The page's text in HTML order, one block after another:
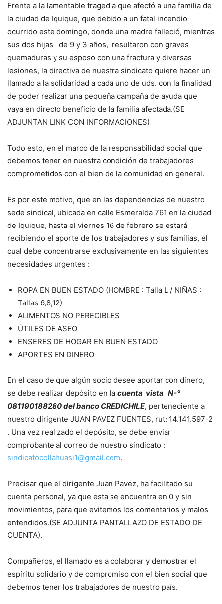
Frente a la lamentable tragedia que afectó a una familia de
la ciudad de Iquique, que debido a un fatal incendio
ocurrido este domingo, donde una madre falleció, mientras
sus dos hijas , de 9 y 3 años, resultaron con graves
quemaduras y su esposo con una fractura y diversas
lesiones, la directiva de nuestra sindicato quiere hacer un
llamado a la solidaridad a cada uno de uds. con la finalidad
de poder realizar una pequeña campaña de ayuda que
vaya en directo beneficio de la familia afectada.(SE
ADJUNTAN LINK CON INFORMACIONES)
Todo esto, en el marco de la responsabilidad social que
debemos tener en nuestra condición de trabajadores
comprometidos con el bien de la comunidad en general.
Es por este motivo, que en las dependencias de nuestro
sede sindical, ubicada en calle Esmeralda 761 en la ciudad
de Iquique, hasta el viernes 16 de febrero se estará
recibiendo el aporte de los trabajadores y sus familias, el
cual debe concentrarse exclusivamente en las siguientes
necesidades urgentes :
ROPA EN BUEN ESTADO (HOMBRE : Talla L / NIÑAS :
Tallas 6,8,12)
ALIMENTOS NO PERECIBLES
ÚTILES DE ASEO
ENSERES DE HOGAR EN BUEN ESTADO
APORTES EN DINERO
En el caso de que algún socio desee aportar con dinero,
se debe realizar depósito en la cuenta vista N-°
081190188280 del banco CREDICHILE, perteneciente a
nuestro dirigente JUAN PAVEZ FUENTES, rut: 14.141.597-2
. Una vez realizado el depósito, se debe enviar
comprobante al correo de nuestro sindicato :
sindicatocollahuasi1@gmail.com.
Precisar que el dirigente Juan Pavez, ha facilitado su
cuenta personal, ya que esta se encuentra en 0 y sin
movimientos, para que evitemos los comentarios y malos
entendidos.(SE ADJUNTA PANTALLAZO DE ESTADO DE
CUENTA).
Compañeros, el llamado es a colaborar y demostrar el
espíritu solidario y de compromiso con el bien social que
debemos tener los trabajadores de nuestro país.